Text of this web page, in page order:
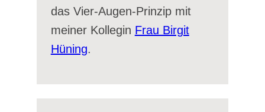
das Vier-Augen-Prinzip mit
meiner Kollegin Frau Birgit
Hüning.